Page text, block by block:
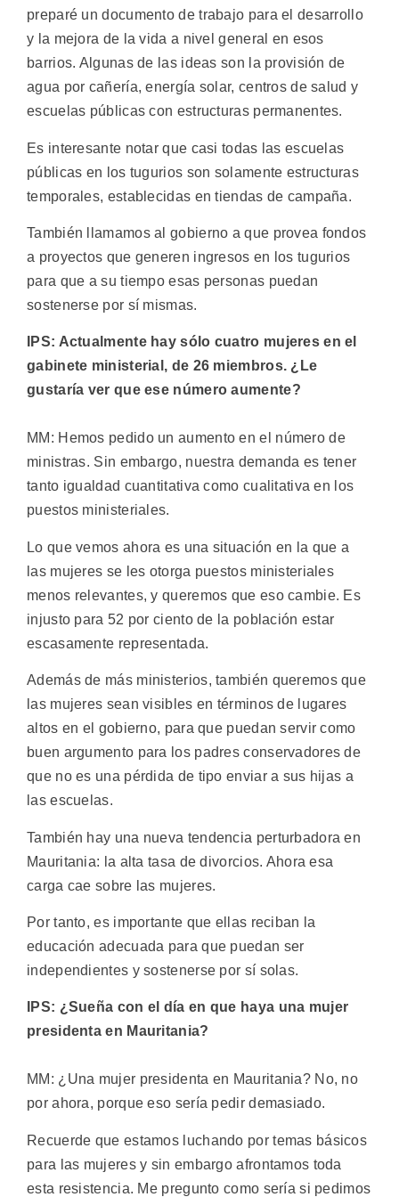
preparé un documento de trabajo para el desarrollo
y la mejora de la vida a nivel general en esos
barrios. Algunas de las ideas son la provisión de
agua por cañería, energía solar, centros de salud y
escuelas públicas con estructuras permanentes.
Es interesante notar que casi todas las escuelas
públicas en los tugurios son solamente estructuras
temporales, establecidas en tiendas de campaña.
También llamamos al gobierno a que provea fondos
a proyectos que generen ingresos en los tugurios
para que a su tiempo esas personas puedan
sostenerse por sí mismas.
IPS: Actualmente hay sólo cuatro mujeres en el
gabinete ministerial, de 26 miembros. ¿Le
gustaría ver que ese número aumente?
MM: Hemos pedido un aumento en el número de
ministras. Sin embargo, nuestra demanda es tener
tanto igualdad cuantitativa como cualitativa en los
puestos ministeriales.
Lo que vemos ahora es una situación en la que a
las mujeres se les otorga puestos ministeriales
menos relevantes, y queremos que eso cambie. Es
injusto para 52 por ciento de la población estar
escasamente representada.
Además de más ministerios, también queremos que
las mujeres sean visibles en términos de lugares
altos en el gobierno, para que puedan servir como
buen argumento para los padres conservadores de
que no es una pérdida de tipo enviar a sus hijas a
las escuelas.
También hay una nueva tendencia perturbadora en
Mauritania: la alta tasa de divorcios. Ahora esa
carga cae sobre las mujeres.
Por tanto, es importante que ellas reciban la
educación adecuada para que puedan ser
independientes y sostenerse por sí solas.
IPS: ¿Sueña con el día en que haya una mujer
presidenta en Mauritania?
MM: ¿Una mujer presidenta en Mauritania? No, no
por ahora, porque eso sería pedir demasiado.
Recuerde que estamos luchando por temas básicos
para las mujeres y sin embargo afrontamos toda
esta resistencia. Me pregunto como sería si pedimos